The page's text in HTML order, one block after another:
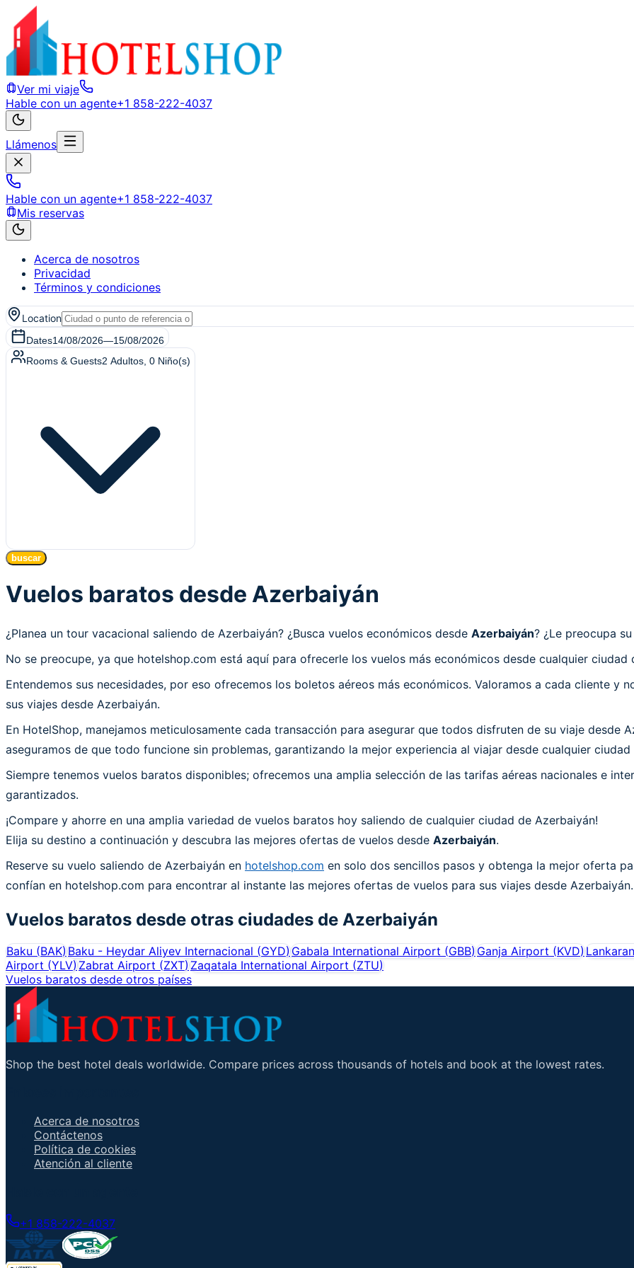
Ver mi viaje
Hable con un agente+1 858-222-4037
Llámenos
Hable con un agente+1 858-222-4037
Mis reservas
Acerca de nosotros
Privacidad
Términos y condiciones
Location
Dates14/08/2026—15/08/2026
Rooms & Guests2 Adultos 0 Niño(s)
buscar
Vuelos baratos desde Azerbaiyán
¿Planea un tour vacacional saliendo de Azerbaiyán? ¿Busca vuelos económicos desde Azerbaiyán? ¿Le preocupa
No se preocupe, ya que hotelshop.com está aquí para ofrecerle los vuelos más económicos desde cualquier ciudad
Entendemos sus necesidades, por eso ofrecemos los boletos aéreos más económicos. Valoramos a cada cliente y
sus viajes desde Azerbaiyán.
En HotelShop, manejamos meticulosamente cada transacción para asegurar que todos disfruten de su viaje desde
aseguramos de que todo funcione sin problemas, garantizando la mejor experiencia al viajar desde cualquier ciudad
Siempre tenemos vuelos baratos disponibles; ofrecemos una amplia selección de las tarifas aéreas nacionales e
garantizados.
¡Compare y ahorre en una amplia variedad de vuelos baratos hoy saliendo de cualquier ciudad de Azerbaiyán!
Elija su destino a continuación y descubra las mejores ofertas de vuelos desde Azerbaiyán.
Reserve su vuelo saliendo de Azerbaiyán en hotelshop.com en solo dos sencillos pasos y obtenga la mejor oferta
confían en hotelshop.com para encontrar al instante las mejores ofertas de vuelos para sus viajes desde Azerbaiyán.
Vuelos baratos desde otras ciudades de Azerbaiyán
Baku (BAK)Baku - Heydar Aliyev Internacional (GYD)Gabala International Airport (GBB)Ganja Airport (KVD)
Airport (YLV)Zabrat Airport (ZXT) Zaqatala International Airport (ZTU)
Vuelos baratos desde otros países
Shop the best hotel deals worldwide. Compare prices across thousands of hotels and book at the lowest rates.
Acerca de nosotros
Contáctenos
Política de cookies
Atención al cliente
+1 858-222-4037